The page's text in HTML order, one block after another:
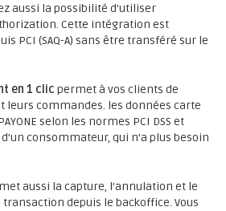
aussi la possibilité d'utiliser
Cette intégration est
PCI (SAQ-A) sans être transféré sur le
en 1 clic permet à vos clients de
commandes. les données carte
selon les normes PCI DSS et
consommateur, qui n’a plus besoin
aussi la capture, l'annulation et le
depuis le backoffice. Vous